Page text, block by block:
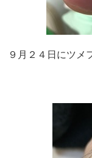
９月２４日にツメ